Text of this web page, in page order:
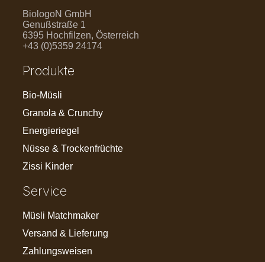
BiologoN GmbH
Genußstraße 1
6395 Hochfilzen, Österreich
+43 (0)5359 24174
Produkte
Bio-Müsli
Granola & Crunchy
Energieriegel
Nüsse & Trockenfrüchte
Zissi Kinder
Service
Müsli Matchmaker
Versand & Lieferung
Zahlungsweisen